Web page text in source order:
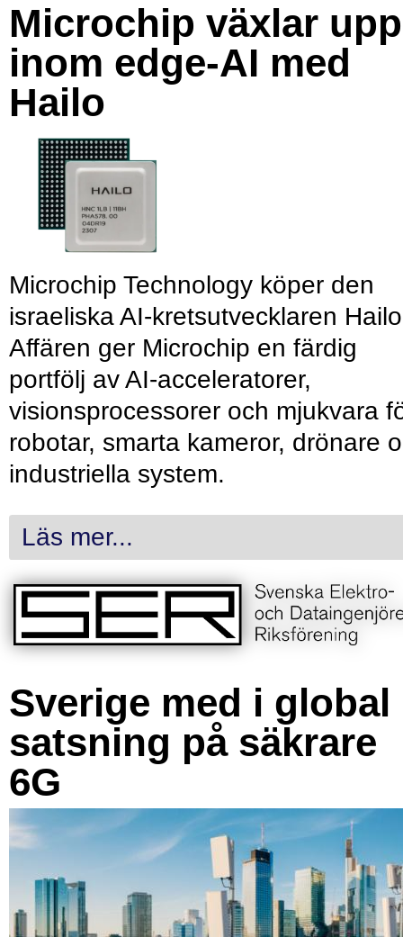
Microchip växlar upp
inom edge-AI med
Hailo
Microchip Technology köper den
israeliska AI-kretsutvecklaren
Affären ger Microchip en färdig
portfölj av AI-acceleratorer,
visionsprocessorer och mjukvara
robotar, smarta kameror, drönare
industriella system.
Läs mer...
Sverige med i global
satsning på säkrare
6G